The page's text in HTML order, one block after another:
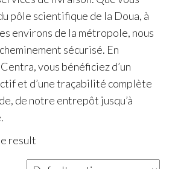
pôle scientifique de la Doua, à
environs de la métropole, nous
sécurisé. En
vous bénéficiez d’un
et d’une traçabilité complète
de notre entrepôt jusqu’à
result